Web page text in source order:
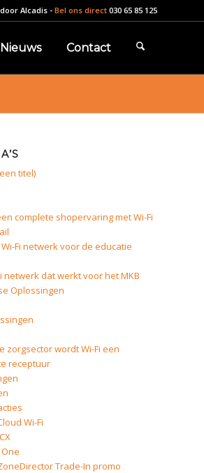
Alcadis - Bel ons direct 030 65 85 125
Nieuws Contact
titel)
complete shopervaring met Wi-Fi
Wi-Fi netwerk voor de educatie
netwerk dat werkt voor het MKB
Oplossingen
zorgsector wordt Wi-Fi een
receptuur
Wi-Fi
One
Trade-In promo